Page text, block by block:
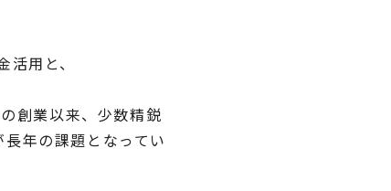
用と、
創業以来、少数精鋭
年の課題となってい